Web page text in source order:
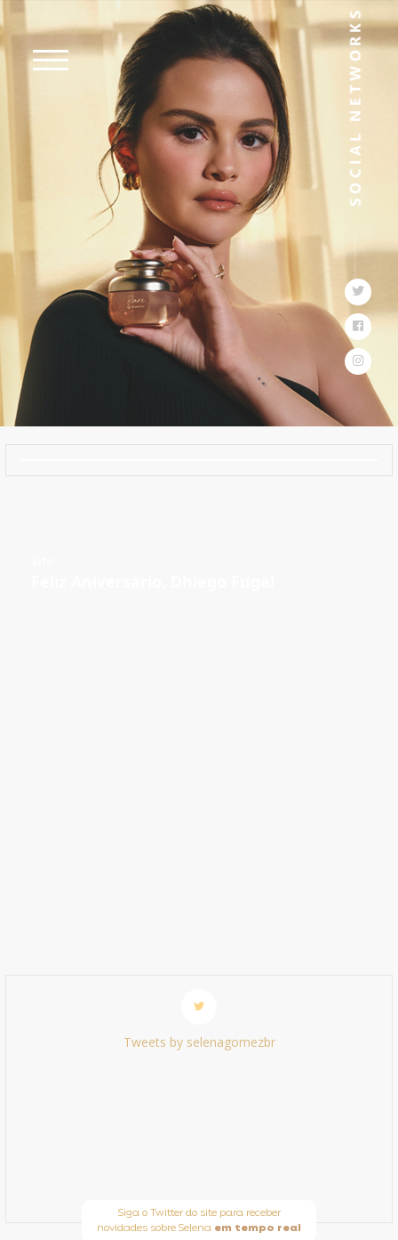
Tweets by selenagomezbr
Siga o Twitter do site para receber
novidades sobre Selena em tempo real